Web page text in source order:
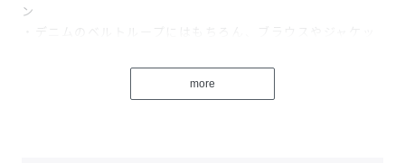
ン
・デニムのベルトループにはもちろん、ブラウスやジャケッ
・少しくすんだアンティーク調のコンチョパーツを使用。主
more